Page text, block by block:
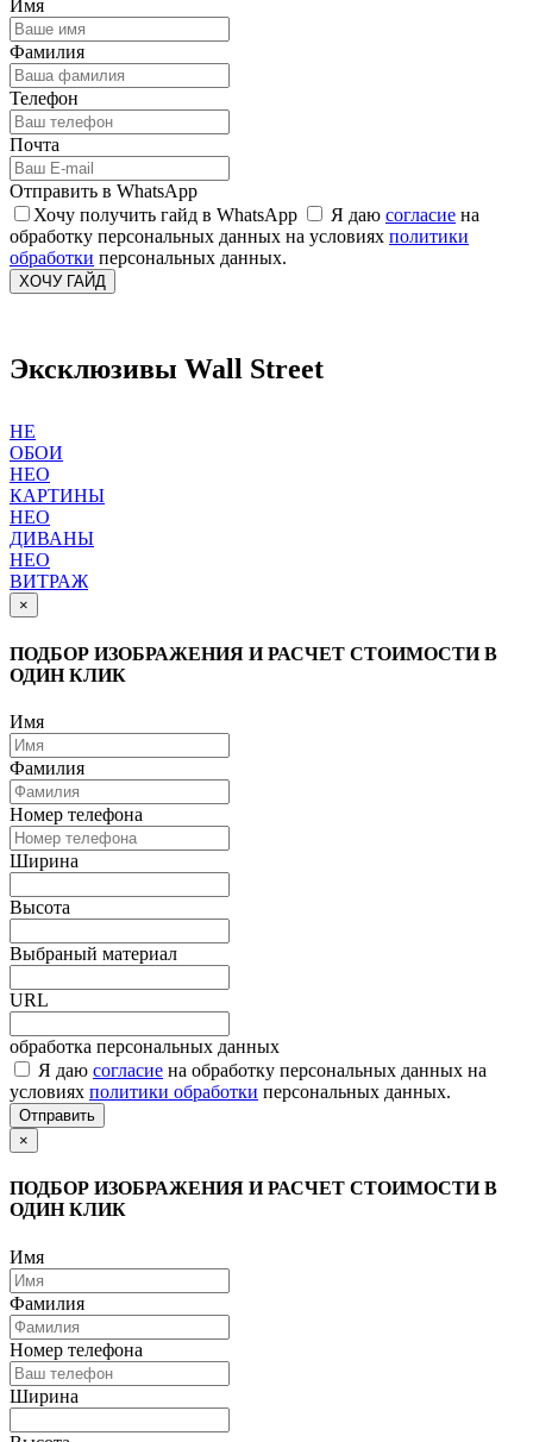
Имя
Фамилия
Телефон
Почта
Отправить в WhatsApp
Хочу получить гайд в WhatsApp
Я даю согласие на
обработку персональных данных на условиях политики
обработки персональных данных.
ХОЧУ ГАЙД
Эксклюзивы Wall Street
НЕ
ОБОИ
НЕО
КАРТИНЫ
НЕО
ДИВАНЫ
НЕО
ВИТРАЖ
×
ПОДБОР ИЗОБРАЖЕНИЯ И РАСЧЕТ СТОИМОСТИ В
ОДИН КЛИК
Имя
Фамилия
Номер телефона
Ширина
Высота
Выбраный материал
URL
обработка персональных данных
Я даю согласие на обработку персональных данных на
условиях политики обработки персональных данных.
Отправить
×
ПОДБОР ИЗОБРАЖЕНИЯ И РАСЧЕТ СТОИМОСТИ В
ОДИН КЛИК
Имя
Фамилия
Номер телефона
Ширина